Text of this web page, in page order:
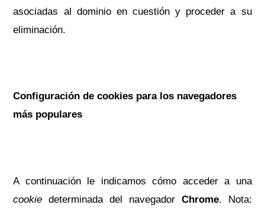
asociadas al dominio en cuestión y proceder a su
eliminación.
Configuración de cookies para los navegadores
más populares
A continuación le indicamos cómo acceder a una
cookie determinada del navegador Chrome. Nota: